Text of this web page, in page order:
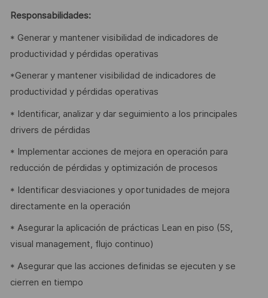
Responsabilidades:
* Generar y mantener visibilidad de indicadores de
productividad y pérdidas operativas
*Generar y mantener visibilidad de indicadores de
productividad y pérdidas operativas
* Identificar, analizar y dar seguimiento a los principales
drivers de pérdidas
* Implementar acciones de mejora en operación para
reducción de pérdidas y optimización de procesos
* Identificar desviaciones y oportunidades de mejora
directamente en la operación
* Asegurar la aplicación de prácticas Lean en piso (5S,
visual management, flujo continuo)
* Asegurar que las acciones definidas se ejecuten y se
cierren en tiempo